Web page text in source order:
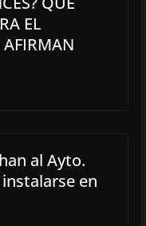
EL
AFIRMAN
al Ayto.
en